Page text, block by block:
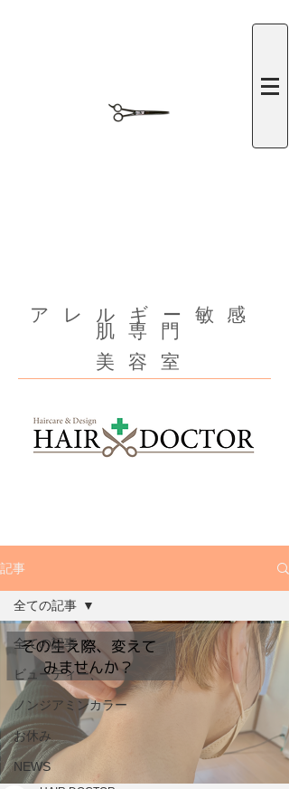
​アレルギー敏感
肌専門
美容室
記事
全ての記事
ビューティー、
ノンジアミンカラー
お休み
NEWS
全ての記事